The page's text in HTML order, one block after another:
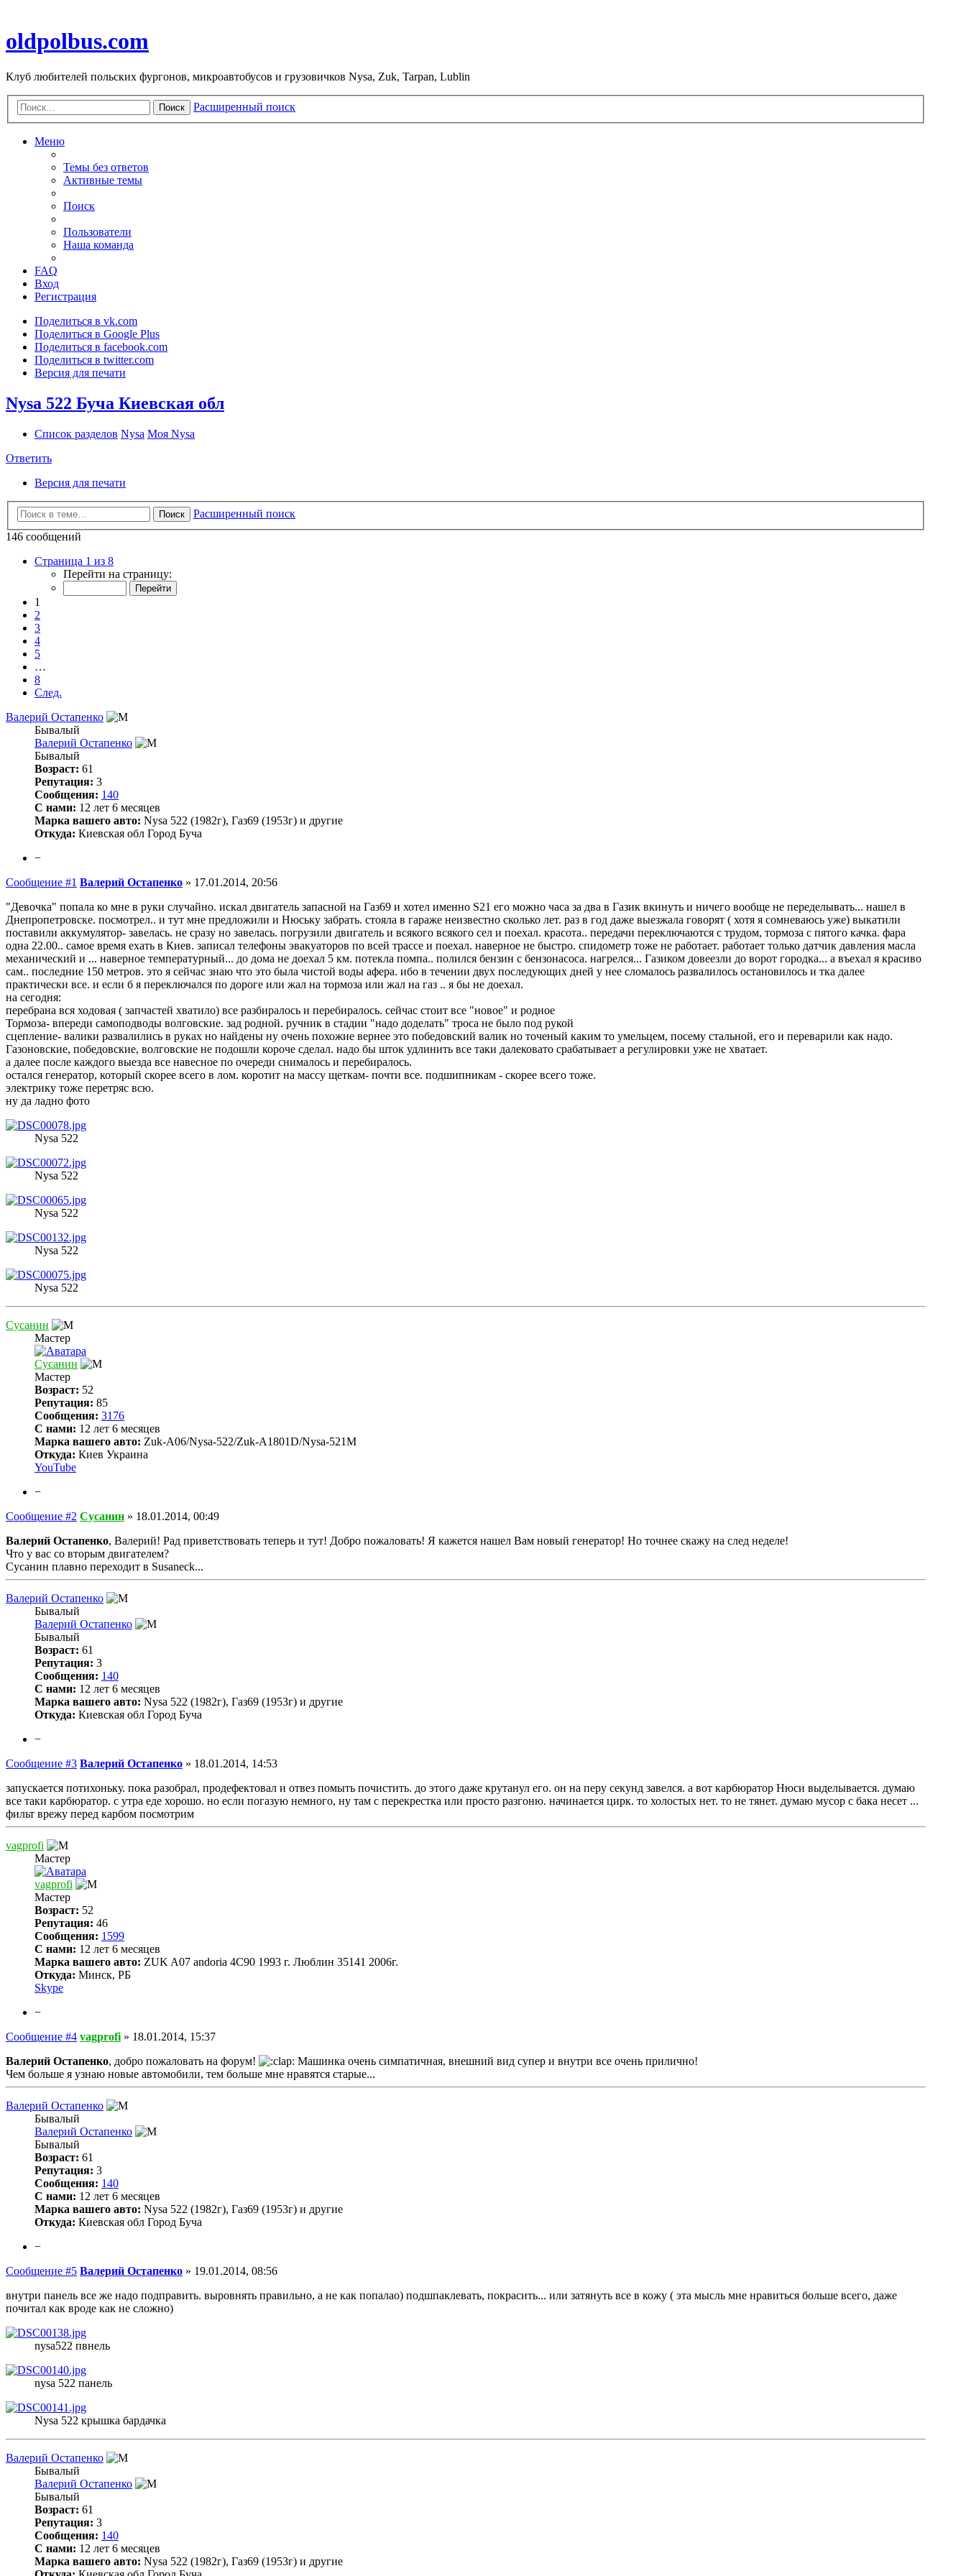
oldpolbus.com
Клуб любителей польских фургонов, микроавтобусов и грузовичков Nysa, Zuk, Tarpan, Lublin
Поиск Расширенный поиск
Меню
Темы без ответов
Активные темы
Поиск
Пользователи
Наша команда
FAQ
Вход
Регистрация
Поделиться в vk.com
Поделиться в Google Plus
Поделиться в facebook.com
Поделиться в twitter.com
Версия для печати
Nysa 522 Буча Киевская обл
Список разделов Nysa Моя Nysa
Ответить
Версия для печати
Поиск
Расширенный поиск
146 сообщений
Страница 1 из 8
Перейти на страницу:
1
2
3
4
5
…
8
След.
Валерий Остапенко
Бывалый
Валерий Остапенко
Бывалый
Возраст: 61
Репутация: 3
Сообщения: 140
С нами: 12 лет 6 месяцев
Марка вашего авто: Nysa 522 (1982г), Газ69 (1953г) и другие
Откуда: Киевская обл Город Буча
−
Сообщение #1 Валерий Остапенко » 17.01.2014, 20:56
"Девочка" попала ко мне в руки случайно. искал двигатель запасной на Газ69 и хотел именно S21 его можно часа за два в Газик вкинуть и ничего вообще не переделывать... нашел в
Днепропетровске. посмотрел.. и тут мне предложили и Нюську забрать. стояла в гараже неизвестно сколько лет. раз в год даже выезжала говорят ( хотя я сомневаюсь уже) выкатили
поставили аккумулятор- завелась. не сразу но завелась. погрузили двигатель и всякого всякого сел и поехал. красота.. передачи переключаются с трудом, тормоза с пятого качка. фара
одна 22.00.. самое время ехать в Киев. записал телефоны эвакуаторов по всей трассе и поехал. наверное не быстро. спидометр тоже не работает. работает только датчик давления масла
механический и ... наверное температурный... до дома не доехал 5 км. потекла помпа.. полился бензин с бензонасоса. нагрелся... Газиком довеезли до ворот городка... а въехал я красиво
сам.. последние 150 метров. это я сейчас знаю что это была чистой воды афера. ибо в течении двух последующих дней у нее сломалось развалилось остановилось и тка далее
практически все. и если б я переключался по дороге или жал на тормоза или жал на газ .. я бы не доехал.
на сегодня:
перебрана вся ходовая ( запчастей хватило) все разбиралось и перебиралось. сейчас стоит все "новое" и родное
Тормоза- впереди самоподводы волговские. зад родной. ручник в стадии "надо доделать" троса не было под рукой
сцепление- валики развалились в руках но найдены ну очень похожие вернее это победовский валик но точеный каким то умельцем, посему стальной, его и переварили как надо.
Газоновские, победовские, волговские не подошли короче сделал. надо бы шток удлинить все таки далековато срабатывает а регулировки уже не хватает.
а далее после каждого выезда все навесное по очереди снималось и перебиралось.
остался генератор, который скорее всего в лом. коротит на массу щеткам- почти все. подшипникам - скорее всего тоже.
электрику тоже перетряс всю.
ну да ладно фото
Nysa 522
Nysa 522
Nysa 522
Nysa 522
Nysa 522
Сусанин
Мастер
Сусанин
Мастер
Возраст: 52
Репутация: 85
Сообщения: 3176
С нами: 12 лет 6 месяцев
Марка вашего авто: Zuk-A06/Nysa-522/Zuk-A1801D/Nysa-521M
Откуда: Киев Украина
YouTube
−
Сообщение #2 Сусанин » 18.01.2014, 00:49
Валерий Остапенко, Валерий! Рад приветствовать теперь и тут! Добро пожаловать! Я кажется нашел Вам новый генератор! Но точнее скажу на след неделе!
Что у вас со вторым двигателем?
Сусанин плавно переходит в Susaneck...
Валерий Остапенко
Бывалый
Валерий Остапенко
Бывалый
Возраст: 61
Репутация: 3
Сообщения: 140
С нами: 12 лет 6 месяцев
Марка вашего авто: Nysa 522 (1982г), Газ69 (1953г) и другие
Откуда: Киевская обл Город Буча
−
Сообщение #3 Валерий Остапенко » 18.01.2014, 14:53
запускается потихоньку. пока разобрал, продефектовал и отвез помыть почистить. до этого даже крутанул его. он на перу секунд завелся. а вот карбюратор Нюси выделывается. думаю
все таки карбюратор. с утра еде хорошо. но если погазую немного, ну там с перекрестка или просто разгоню. начинается цирк. то холостых нет. то не тянет. думаю мусор с бака несет ...
фильт врежу перед карбом посмотрим
vagprofi
Мастер
vagprofi
Мастер
Возраст: 52
Репутация: 46
Сообщения: 1599
С нами: 12 лет 6 месяцев
Марка вашего авто: ZUK A07 andoria 4C90 1993 г. Люблин 35141 2006г.
Откуда: Минск, РБ
Skype
−
Сообщение #4 vagprofi » 18.01.2014, 15:37
Валерий Остапенко, добро пожаловать на форум!
Машинка очень симпатичная, внешний вид супер и внутри все очень прилично!
Чем больше я узнаю новые автомобили, тем больше мне нравятся старые...
Валерий Остапенко
Бывалый
Валерий Остапенко
Бывалый
Возраст: 61
Репутация: 3
Сообщения: 140
С нами: 12 лет 6 месяцев
Марка вашего авто: Nysa 522 (1982г), Газ69 (1953г) и другие
Откуда: Киевская обл Город Буча
−
Сообщение #5 Валерий Остапенко » 19.01.2014, 08:56
внутри панель все же надо подправить. выровнять правильно, а не как попалао) подшпаклевать, покрасить... или затянуть все в кожу ( эта мысль мне нравиться больше всего, даже
почитал как вроде как не сложно)
nysa522 пвнель
nysa 522 панель
Nysa 522 крышка бардачка
Валерий Остапенко
Бывалый
Валерий Остапенко
Бывалый
Возраст: 61
Репутация: 3
Сообщения: 140
С нами: 12 лет 6 месяцев
Марка вашего авто: Nysa 522 (1982г), Газ69 (1953г) и другие